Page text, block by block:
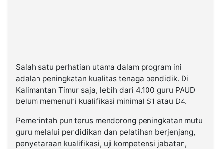
Salah satu perhatian utama dalam program ini
adalah peningkatan kualitas tenaga pendidik. Di
Kalimantan Timur saja, lebih dari 4.100 guru PAUD
belum memenuhi kualifikasi minimal S1 atau D4.
Pemerintah pun terus mendorong peningkatan mutu
guru melalui pendidikan dan pelatihan berjenjang,
penyetaraan kualifikasi, uji kompetensi jabatan,